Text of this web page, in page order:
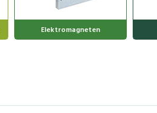
Elektromagneten